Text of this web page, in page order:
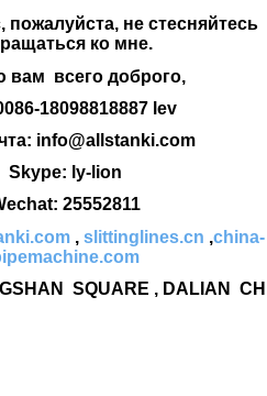
не стесняйтесь
ко мне.
вам всего доброго,
18098818887 lev
info@allstanki.com
Skype: ly-lion
25552811
, slittinglines.cn ,china-
SQUARE , DALIAN